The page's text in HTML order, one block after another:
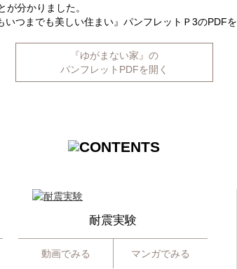
分かりました。
いつまでも美しい住まい』パンフレットＰ3のPDFを
『ゆがまない家』の
パンフレットPDFを開く
耐震実験
動画でみる マンガでみる